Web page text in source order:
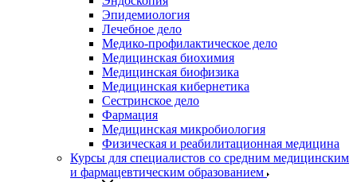
Эпидемиология
Лечебное дело
Медико-профилактическое дело
Медицинская биохимия
Медицинская биофизика
Медицинская кибернетика
Сестринское дело
Фармация
Медицинская микробиология
Физическая и реабилитационная медицина
Курсы для специалистов со средним медицинским
и фармацевтическим образованием